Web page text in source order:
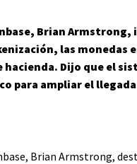
Brian
las monedas
Dijo que el
para ampliar el
Brian Armstrong,